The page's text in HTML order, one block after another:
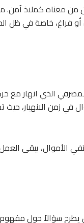
من معناه كملاذ آمن.
أو فراغ، خاصة في ظل
الذي انهار مع
في زمن الانهيار، حيث
الأموال، يبقى
يطرح سؤالاً حول مفهوم